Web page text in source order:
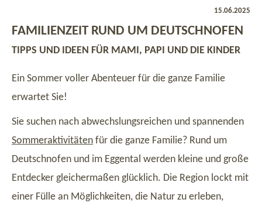
15.06.2025
FAMILIENZEIT RUND UM DEUTSCHNOFEN
TIPPS UND IDEEN FÜR MAMI, PAPI UND DIE KINDER
Ein Sommer voller Abenteuer für die ganze Familie
erwartet Sie!
Sie suchen nach abwechslungsreichen und spannenden
Sommeraktivitäten für die ganze Familie? Rund um
Deutschnofen und im Eggental werden kleine und große
Entdecker gleichermaßen glücklich. Die Region lockt mit
einer Fülle an Möglichkeiten, die Natur zu erleben,